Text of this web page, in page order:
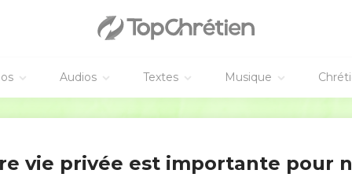
Audios Textes Musique
vers moi.
la ville de Rabba
vie privée est importante pour